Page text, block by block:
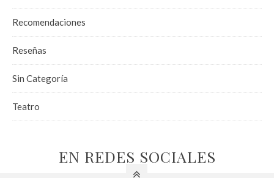
Recomendaciones
Reseñas
Sin Categoría
Teatro
EN REDES SOCIALES